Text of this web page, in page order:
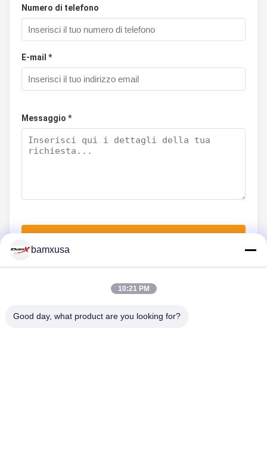
Numero di telefono
E-mail *
Messaggio *
bamxusa
10:21 PM
Good day, what product are you looking for?